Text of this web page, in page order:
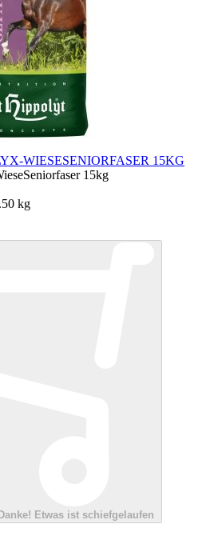
WIESESENIORFASER 15KG
15kg
kg
Danke! Etwas ist schiefgelaufen